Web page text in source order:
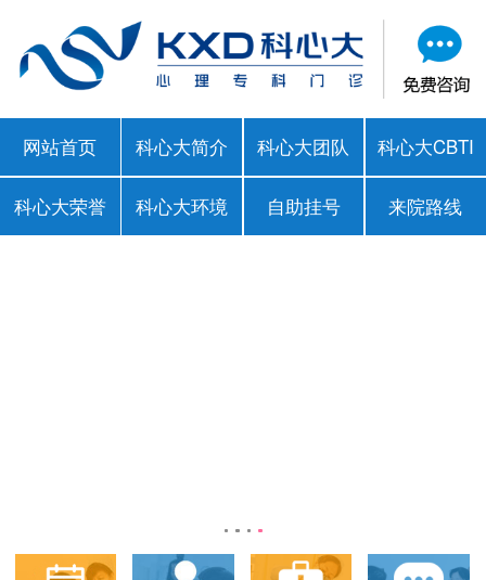
网站首页 科心大简介 科心大团队 科心大CBTI
科心大荣誉 科心大环境 自助挂号 来院路线